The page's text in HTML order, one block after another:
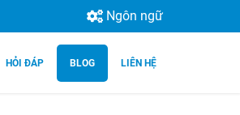
Ngôn ngữ
HỎI ĐÁP BLOG LIÊN HỆ